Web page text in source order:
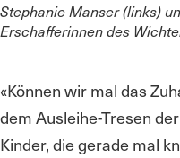
Stephanie Manser (links)
Erschafferinnen des
«Können wir mal das
dem Ausleihe-Tresen
Kinder, die gerade mal